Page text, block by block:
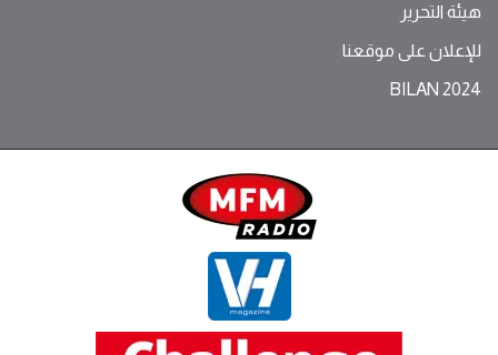
هيئة التحرير
للإعلان على موقعنا
BILAN 2024